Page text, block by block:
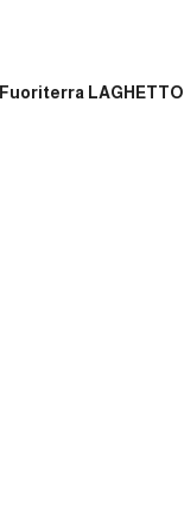
Fuoriterra LAGHETTO